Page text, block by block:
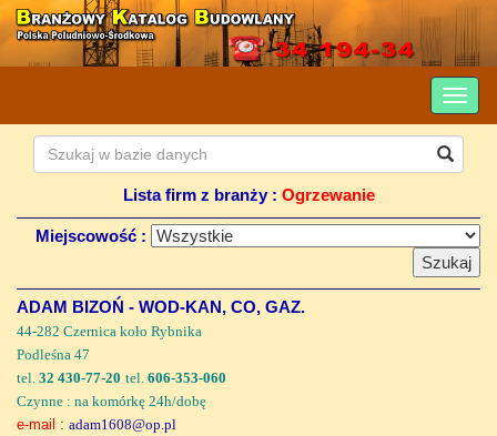
Lista firm z branży : Ogrzewanie
Miejscowość :
ADAM BIZOŃ - WOD-KAN, CO, GAZ.
44-282 Czernica koło Rybnika
Podleśna 47
tel. 32 430-77-20 tel. 606-353-060
Czynne : na komórkę 24h/dobę
e-mail : adam1608@op.pl